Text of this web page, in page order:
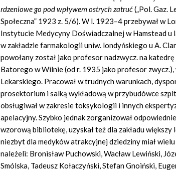
rdzeniowe go pod wpływem ostrych zatruć(„Pol. Gaz.
Społeczna” 1923 z. 5/6). W l. 1923–4 przebywał w
Instytucie Medycyny Doświadczalnej w Hamstead u
w zakładzie farmakologii uniw. londyńskiego u A.
powołany został jako profesor nadzwycz. na
Batorego w Wilnie (od r. 1935 jako profesor zwycz.),
Lekarskiego. Pracował w trudnych warunkach,
prosektorium i salką wykładową w przybudówce
obsługiwał w zakresie toksykologii i innych
apelacyjny. Szybko jednak zorganizował
wzorową bibliotekę, uzyskał też dla zakładu
niezbyt dla medyków atrakcyjnej dziedziny miał
należeli: Bronisław Puchowski, Wacław Lewiński,
Smólska, Tadeusz Kołaczyński, Stefan Gnoiński,